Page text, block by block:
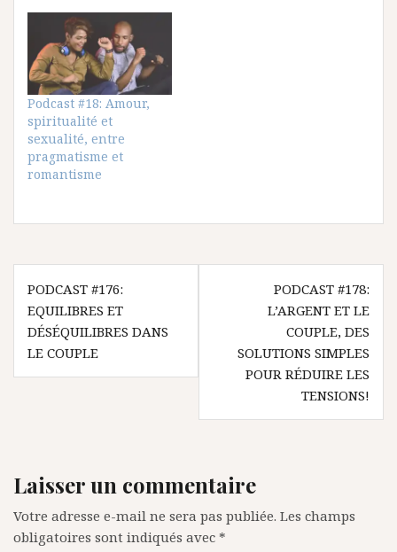
Podcast #18: Amour,
spiritualité et
sexualité, entre
pragmatisme et
romantisme
Navigation
de
l’article
PODCAST #176:
EQUILIBRES ET
DÉSÉQUILIBRES DANS
LE COUPLE
PODCAST #178:
L’ARGENT ET LE
COUPLE, DES
SOLUTIONS SIMPLES
POUR RÉDUIRE LES
TENSIONS!
Laisser un commentaire
Votre adresse e-mail ne sera pas publiée. Les champs
obligatoires sont indiqués avec *